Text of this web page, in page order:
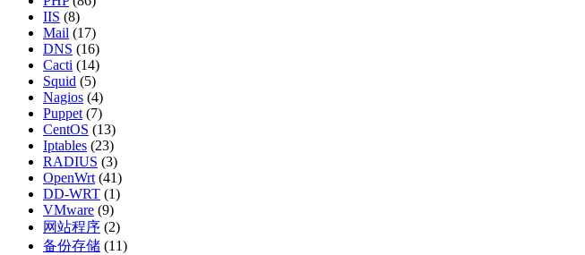
IIS (8)
Mail (17)
DNS (16)
Cacti (14)
Squid (5)
Nagios (4)
Puppet (7)
CentOS (13)
Iptables (23)
RADIUS (3)
OpenWrt (41)
DD-WRT (1)
VMware (9)
网站程序 (2)
备份存储 (11)